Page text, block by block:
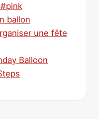
ballon
une fête
Balloon